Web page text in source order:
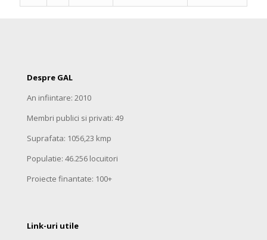
Despre GAL
An infiintare: 2010
Membri publici si privati: 49
Suprafata: 1056,23 kmp
Populatie: 46.256 locuitori
Proiecte finantate: 100+
Link-uri utile